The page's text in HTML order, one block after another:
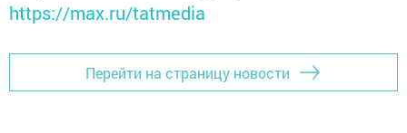
https://max.ru/tatmedia
Перейти на страницу новости